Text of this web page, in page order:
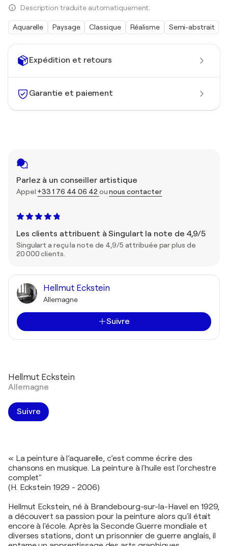
Expédition et retours
Garantie et paiement
Parlez à un conseiller artistique
Appel +33 1 76 44 06 42 ounous contacter
Les clients attribuent à Singulart la note de 4,9/5
Singulart a reçu la note de 4,9/5 attribuée par plus de
20 000 clients.
Hellmut Eckstein
Allemagne
Suivre
Description traduite automatiquement.
Aquarelle Paysage Classique Réalisme Semi-abstrait
Hellmut Eckstein
Allemagne
Suivre
« La peinture à l’aquarelle, c’est comme écrire des
chansons en musique. La peinture à l'huile est l'orchestre
complet"
(H. Eckstein 1929 - 2006)
Hellmut Eckstein, né à Brandebourg-sur-la-Havel en 1929,
a découvert sa passion pour la peinture alors qu'il était
encore à l'école. Après la Seconde Guerre mondiale et
diverses stations, dont un prisonnier de guerre anglais, il